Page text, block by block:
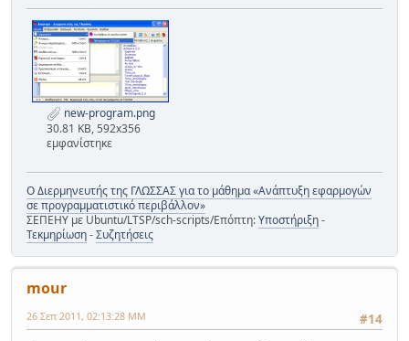
new-program.png
30.81 KB, 592x356
εμφανίστηκε
Ο Διερμηνευτής της ΓΛΩΣΣΑΣ για το μάθημα «Ανάπτυξη εφαρμογών
σε προγραμματιστικό περιβάλλον»
ΣΕΠΕΗΥ με Ubuntu/LTSP/sch-scripts/Επόπτη:Υποστήριξη-
Τεκμηρίωση-Συζητήσεις
mour
#14
26 Σεπ 2011, 02:13:28 ΜΜ